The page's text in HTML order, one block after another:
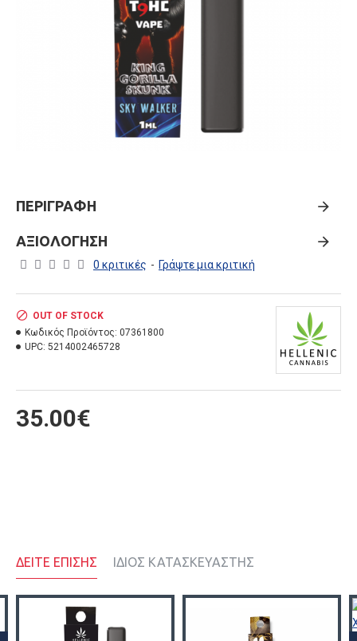
ΠΕΡΙΓΡΑΦΉ
ΑΞΙΟΛΌΓΗΣΗ
0 κριτικές - Γράψτε μια κριτική
35.00€
OUT OF STOCK
Κωδικός Προϊόντος: 07361800
UPC: 5214002465728
ΔΕΙΤΕ ΕΠΙΣΗΣ ΙΔΙΟΣ ΚΑΤΑΣΚΕΥΑΣΤΗΣ